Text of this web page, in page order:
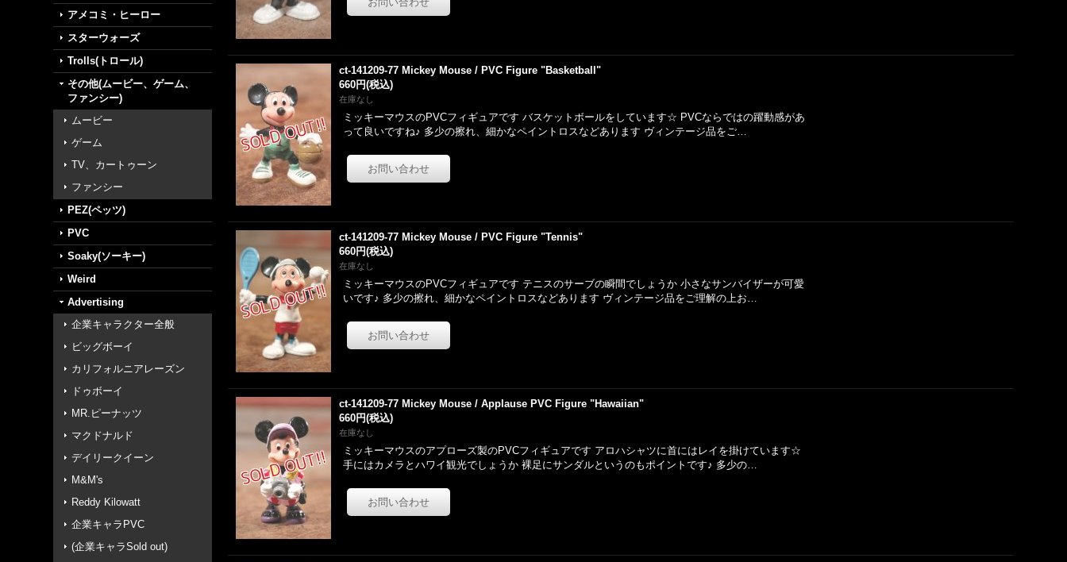
アメコミ・ヒーロー
スターウォーズ
Trolls(トロール)
その他(ムービー、ゲーム、
ファンシー)
ムービー
ゲーム
TV、カートゥーン
ファンシー
PEZ(ペッツ)
PVC
Soaky(ソーキー)
Weird
Advertising
企業キャラクター全般
ビッグボーイ
カリフォルニアレーズン
ドゥボーイ
MR.ピーナッツ
マクドナルド
デイリークイーン
M&M's
Reddy Kilowatt
企業キャラPVC
(企業キャラSold out)
ct-141209-77 Mickey Mouse / PVC Figure "Basketball"
660円(税込)
在庫なし
ミッキーマウスのPVCフィギュアです バスケットボールをしています☆ PVCならではの躍動感があ
って良いですね♪ 多少の擦れ、細かなペイントロスなどあります ヴィンテージ品をご…
ct-141209-77 Mickey Mouse / PVC Figure "Tennis"
660円(税込)
在庫なし
ミッキーマウスのPVCフィギュアです テニスのサーブの瞬間でしょうか 小さなサンバイザーが可愛
いです♪ 多少の擦れ、細かなペイントロスなどあります ヴィンテージ品をご理解の上お…
ct-141209-77 Mickey Mouse / Applause PVC Figure "Hawaiian"
660円(税込)
在庫なし
ミッキーマウスのアプローズ製のPVCフィギュアです アロハシャツに首にはレイを掛けています☆
手にはカメラとハワイ観光でしょうか 裸足にサンダルというのもポイントです♪ 多少の…